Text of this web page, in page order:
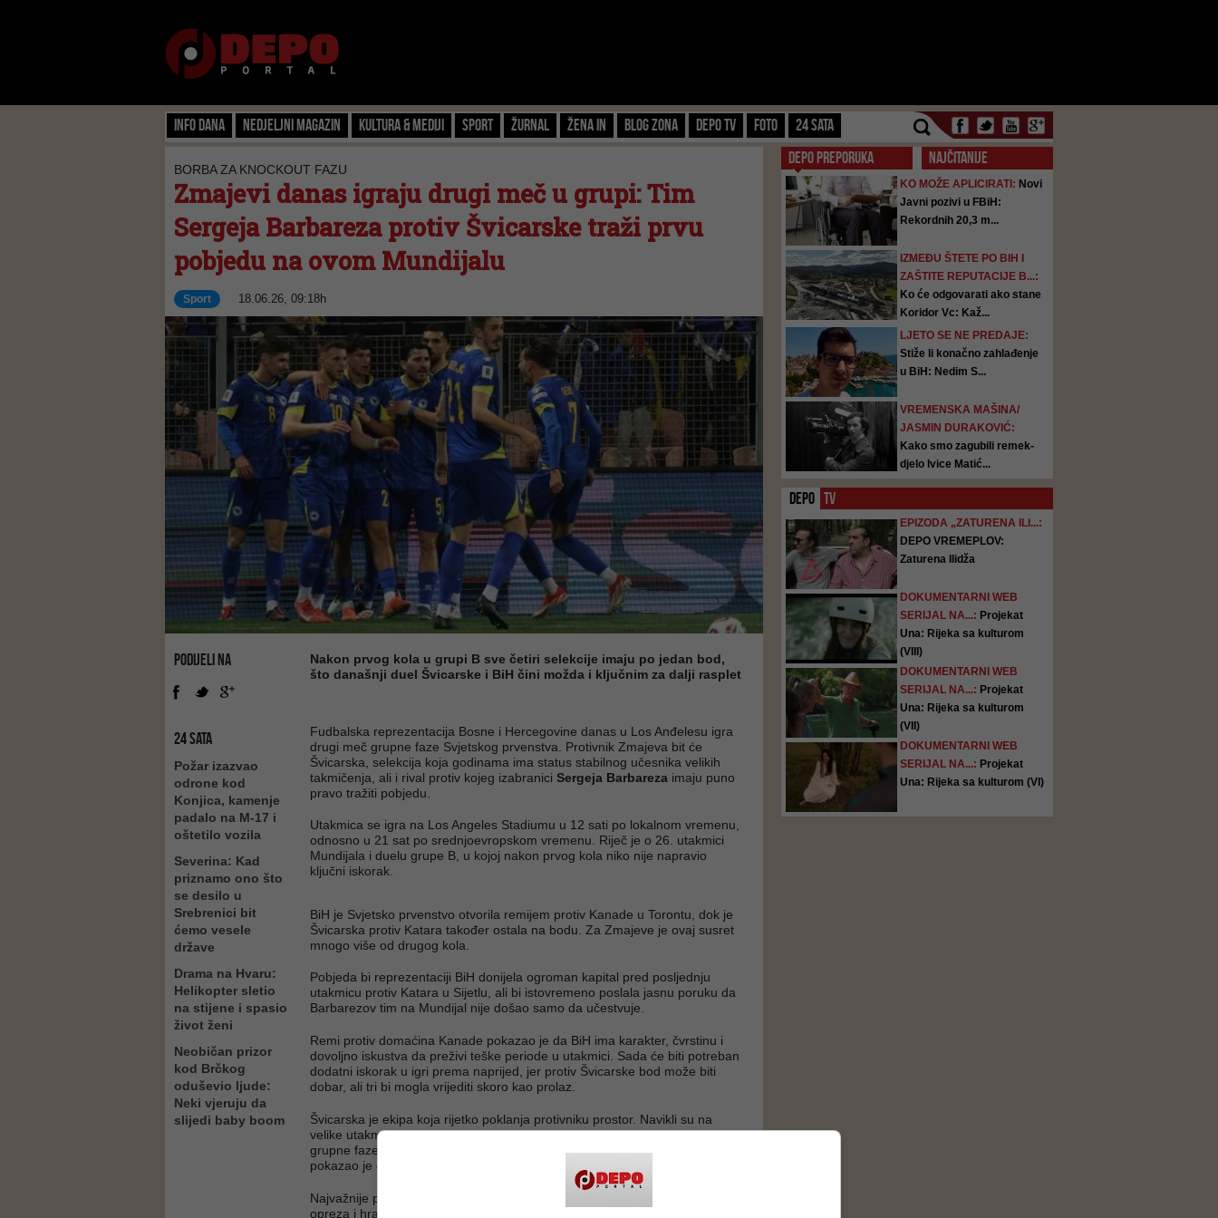
Info dana Nedjeljni magazin Kultura & Mediji Sport Žurnal Žena IN Blog zona Depo TV FOTO 24 SATA
BORBA ZA KNOCKOUT FAZU
Zmajevi danas igraju drugi meč u grupi: Tim
Sergeja Barbareza protiv Švicarske traži prvu
pobjedu na ovom Mundijalu
Sport 18.06.26, 09:18h
PODIJELI NA
24 SATA
Požar izazvao
odrone kod
Konjica, kamenje
padalo na M-17 i
oštetilo vozila
Severina: Kad
priznamo ono što
se desilo u
Srebrenici bit
ćemo vesele
države
Drama na Hvaru:
Helikopter sletio
na stijene i spasio
život ženi
Neobičan prizor
kod Brčkog
oduševio ljude:
Neki vjeruju da
slijedi baby boom
Nakon prvog kola u grupi B sve četiri selekcije imaju po jedan bod,
što današnji duel Švicarske i BiH čini možda i ključnim za dalji rasplet
Fudbalska reprezentacija Bosne i Hercegovine danas u Los Anđelesu igra
drugi meč grupne faze Svjetskog prvenstva. Protivnik Zmajeva bit će
Švicarska, selekcija koja godinama ima status stabilnog učesnika velikih
takmičenja, ali i rival protiv kojeg izabranici Sergeja Barbareza imaju puno
pravo tražiti pobjedu.
Utakmica se igra na Los Angeles Stadiumu u 12 sati po lokalnom vremenu,
odnosno u 21 sat po srednjoevropskom vremenu. Riječ je o 26. utakmici
Mundijala i duelu grupe B, u kojoj nakon prvog kola niko nije napravio
ključni iskorak.
BiH je Svjetsko prvenstvo otvorila remijem protiv Kanade u Torontu, dok je
Švicarska protiv Katara također ostala na bodu. Za Zmajeve je ovaj susret
mnogo više od drugog kola.
Pobjeda bi reprezentaciji BiH donijela ogroman kapital pred posljednju
utakmicu protiv Katara u Sijetlu, ali bi istovremeno poslala jasnu poruku da
Barbarezov tim na Mundijal nije došao samo da učestvuje.
Remi protiv domaćina Kanade pokazao je da BiH ima karakter, čvrstinu i
dovoljno iskustva da preživi teške periode u utakmici. Sada će biti potreban
dodatni iskorak u igri prema naprijed, jer protiv Švicarske bod može biti
dobar, ali tri bi mogla vrijediti skoro kao prolaz.
Švicarska je ekipa koja rijetko poklanja protivniku prostor. Navikli su na
velike utakmice, imaju takmičarski mentalitet i dobro znaju kako se igraju
grupne faze na svjetskim prvenstvima. Ipak, njihov prvi nastup protiv Katara
pokazao je da nisu nedodirljivi i da se protiv njih može igrati.
Najvažnije pitanje za stručni štab BiH bit će kako pronaći balans između
opreza i hrabrosti. Švicarska će pokušati kontrolisati ritam, smanjiti broj
DEPO PREPORUKA NAJČITANIJE
KO MOŽE APLICIRATI: Novi
Javni pozivi u FBiH:
Rekordnih 20,3 m...
IZMEĐU ŠTETE PO BIH I
ZAŠTITE REPUTACIJE B...:
Ko će odgovarati ako stane
Koridor Vc: Kaž...
LJETO SE NE PREDAJE:
Stiže li konačno zahlađenje
u BiH: Nedim S...
VREMENSKA MAŠINA/
JASMIN DURAKOVIĆ:
Kako smo zagubili remek-
djelo Ivice Matić...
DEPO TV
EPIZODA „ZATURENA ILI...:
DEPO VREMEPLOV:
Zaturena Ilidža
DOKUMENTARNI WEB
SERIJAL NA...: Projekat
Una: Rijeka sa kulturom
(VIII)
DOKUMENTARNI WEB
SERIJAL NA...: Projekat
Una: Rijeka sa kulturom
(VII)
DOKUMENTARNI WEB
SERIJAL NA...: Projekat
Una: Rijeka sa kulturom (VI)